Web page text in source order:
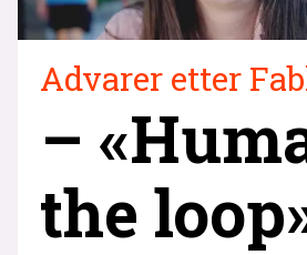
Advarer etter
–
the